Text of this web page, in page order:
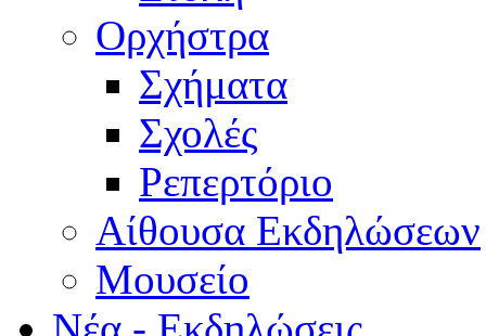
Ορχήστρα
Σχήματα
Σχολές
Ρεπερτόριο
Aίθουσα Εκδηλώσεων
Μουσείο